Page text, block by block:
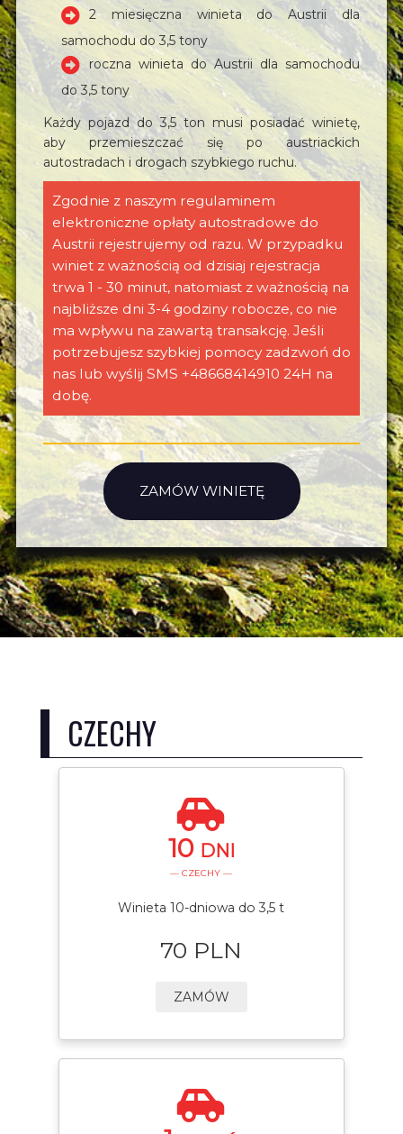
2 miesięczna winieta do Austrii dla
samochodu do 3,5 tony
roczna winieta do Austrii dla samochodu
do 3,5 tony
Każdy pojazd do 3,5 ton musi posiadać winietę,
aby przemieszczać się po austriackich
autostradach i drogach szybkiego ruchu.
Zgodnie z naszym regulaminem
elektroniczne opłaty autostradowe do
Austrii rejestrujemy od razu. W przypadku
winiet z ważnością od dzisiaj rejestracja
trwa 1 - 30 minut, natomiast z ważnością na
najbliższe dni 3-4 godziny robocze, co nie
ma wpływu na zawartą transakcję. Jeśli
potrzebujesz szybkiej pomocy zadzwoń do
nas lub wyślij SMS +48668414910 24H na
dobę.
ZAMÓW WINIETĘ
CZECHY
10 DNI
— CZECHY —
Winieta 10-dniowa do 3,5 t
70 PLN
ZAMÓW